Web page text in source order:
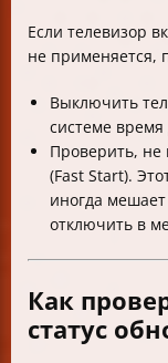
Если телевизор
не применяется,
Выключить
системе
Проверить, не
(Fast Start).
иногда
отключить в
Как
статус